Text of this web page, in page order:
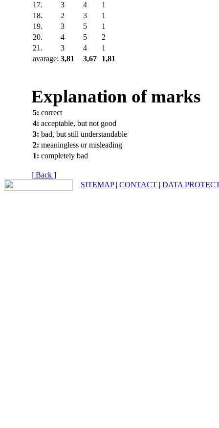
17.
3 4
1
18.
2 3
1
19.
3 5
1
20.
4 5
2
21.
3 4
1
avarage: 3,81 3,67 1,81
Explanation of marks
5: correct
4: acceptable, but not good
3: bad, but still understandable
2: meaningless or misleading
1: completely bad
[ Back ]
SITEMAP|CONTACT |DATA